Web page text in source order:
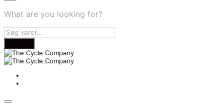
What are you looking for?